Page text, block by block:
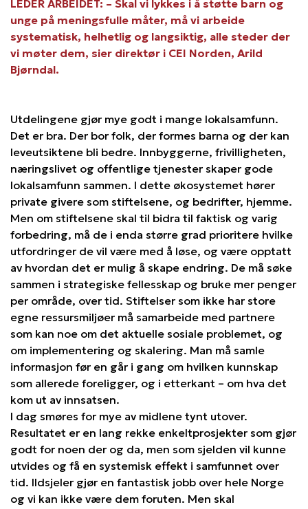
LEDER ARBEIDET: – Skal vi lykkes i å støtte barn og
unge på meningsfulle måter, må vi arbeide
systematisk, helhetlig og langsiktig, alle steder der
vi møter dem, sier direktør i CEI Norden, Arild
Bjørndal.
Utdelingene gjør mye godt i mange lokalsamfunn.
Det er bra. Der bor folk, der formes barna og der kan
leveutsiktene bli bedre. Innbyggerne, frivilligheten,
næringslivet og offentlige tjenester skaper gode
lokalsamfunn sammen. I dette økosystemet hører
private givere som stiftelsene, og bedrifter, hjemme.
Men om stiftelsene skal til bidra til faktisk og varig
forbedring, må de i enda større grad prioritere hvilke
utfordringer de vil være med å løse, og være opptatt
av hvordan det er mulig å skape endring. De må søke
sammen i strategiske fellesskap og bruke mer penger
per område, over tid. Stiftelser som ikke har store
egne ressursmiljøer må samarbeide med partnere
som kan noe om det aktuelle sosiale problemet, og
om implementering og skalering. Man må samle
informasjon før en går i gang om hvilken kunnskap
som allerede foreligger, og i etterkant – om hva det
kom ut av innsatsen.
I dag smøres for mye av midlene tynt utover.
Resultatet er en lang rekke enkeltprosjekter som gjør
godt for noen der og da, men som sjelden vil kunne
utvides og få en systemisk effekt i samfunnet over
tid. Ildsjeler gjør en fantastisk jobb over hele Norge
og vi kan ikke være dem foruten. Men skal